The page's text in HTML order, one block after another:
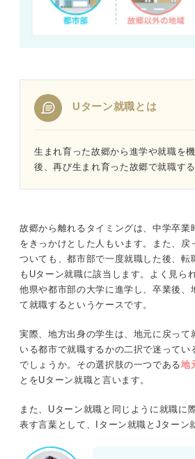
Uターン就職とは
生まれ育った故郷から進学や就職を
後、再び生まれ育った故郷で就職する
故郷から離れるタイミングは、中学卒業
をきっかけとした人もいます。また、戻
ついても、都市部で一度就職した後、転
もUターン就職に該当します。よく見ら
他県や都市部の大学に進学し、卒業後、
て就職するというケースです。
実際、地方出身の学生は、地元に戻って
いる都市で就職するかの二択で迷ってい
でしょうか。その選択肢の一つである地
とをUターン就職と言います。
また、Uターン就職と同じように就職に
表す言葉として、Iターン就職とJターン